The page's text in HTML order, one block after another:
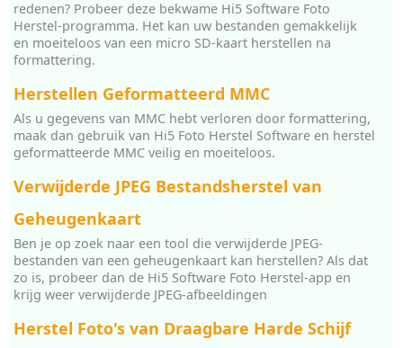
redenen? Probeer deze bekwame Hi5 Software Foto
Herstel-programma. Het kan uw bestanden gemakkelijk
en moeiteloos van een micro SD-kaart herstellen na
formattering.
Herstellen Geformatteerd MMC
Als u gegevens van MMC hebt verloren door formattering,
maak dan gebruik van Hi5 Foto Herstel Software en herstel
geformatteerde MMC veilig en moeiteloos.
Verwijderde JPEG Bestandsherstel van
Geheugenkaart
Ben je op zoek naar een tool die verwijderde JPEG-
bestanden van een geheugenkaart kan herstellen? Als dat
zo is, probeer dan de Hi5 Software Foto Herstel-app en
krijg weer verwijderde JPEG-afbeeldingen
Herstel Foto's van Draagbare Harde Schijf